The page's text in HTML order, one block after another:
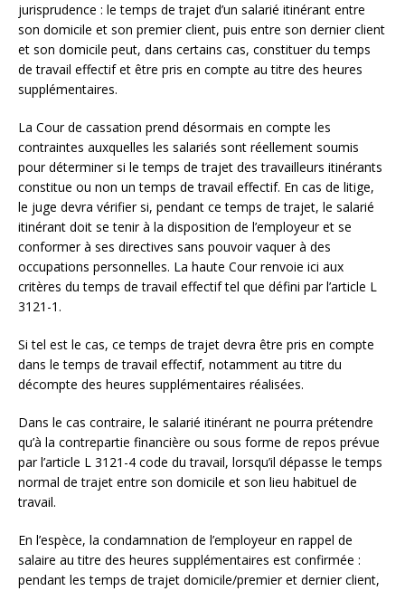
jurisprudence : le temps de trajet d’un salarié itinérant entre
son domicile et son premier client, puis entre son dernier client
et son domicile peut, dans certains cas, constituer du temps
de travail effectif et être pris en compte au titre des heures
supplémentaires.
La Cour de cassation prend désormais en compte les
contraintes auxquelles les salariés sont réellement soumis
pour déterminer si le temps de trajet des travailleurs itinérants
constitue ou non un temps de travail effectif. En cas de litige,
le juge devra vérifier si, pendant ce temps de trajet, le salarié
itinérant doit se tenir à la disposition de l’employeur et se
conformer à ses directives sans pouvoir vaquer à des
occupations personnelles. La haute Cour renvoie ici aux
critères du temps de travail effectif tel que défini par l’article L
3121-1.
Si tel est le cas, ce temps de trajet devra être pris en compte
dans le temps de travail effectif, notamment au titre du
décompte des heures supplémentaires réalisées.
Dans le cas contraire, le salarié itinérant ne pourra prétendre
qu’à la contrepartie financière ou sous forme de repos prévue
par l’article L 3121-4 code du travail, lorsqu’il dépasse le temps
normal de trajet entre son domicile et son lieu habituel de
travail.
En l’espèce, la condamnation de l’employeur en rappel de
salaire au titre des heures supplémentaires est confirmée :
pendant les temps de trajet domicile/premier et dernier client,